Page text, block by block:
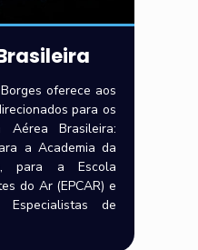
oferece aos
para os
Aérea Brasileira:
a Academia da
para a Escola
do Ar (EPCAR) e
de